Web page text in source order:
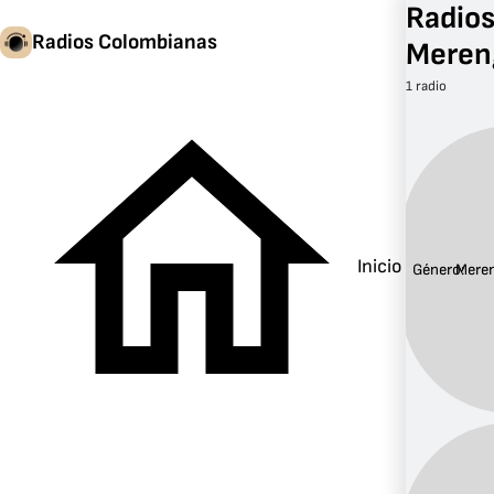
Radios Colombianas
Inicio
1 radio
Género: